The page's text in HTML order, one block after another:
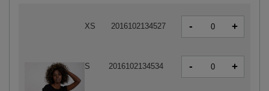
XS 2016102134527 - +
S 2016102134534 - +